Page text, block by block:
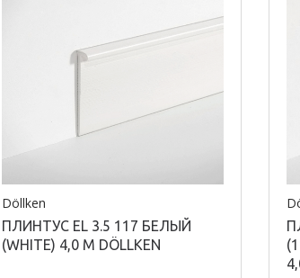
Döllken
ПЛИНТУС EL 3.5 117 БЕЛЫЙ
(WHITE) 4,0 М DÖLLKEN